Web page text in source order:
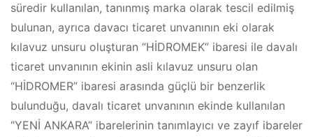
süredir kullanılan, tanınmış marka olarak tescil edilmiş
bulunan, ayrıca davacı ticaret unvanının eki olarak
kılavuz unsuru oluşturan “HİDROMEK” ibaresi ile davalı
ticaret unvanının ekinin asli kılavuz unsuru olan
“HİDROMER” ibaresi arasında güçlü bir benzerlik
bulunduğu, davalı ticaret unvanının ekinde kullanılan
“YENİ ANKARA” ibarelerinin tanımlayıcı ve zayıf ibareler